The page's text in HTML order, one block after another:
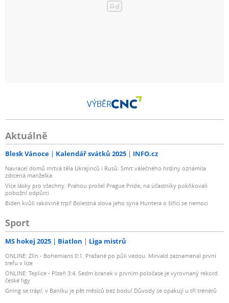
VÝBĚR
Aktuálně
Blesk Vánoce Kalendář svátků 2025 INFO.cz
Navracel domů mrtvá těla Ukrajinců i Rusů: Smrt válečného hrdiny oznámila
zdrcená manželka
Více lásky pro všechny. Prahou prošel Prague Pride, na účastníky pokřikovali
pobožní odpůrci
Biden kvůli rakovině trpí! Bolestná slova jeho syna Huntera o šířící se nemoci
Sport
MS hokej 2025 Biatlon Liga mistrů
ONLINE: Zlín - Bohemians 0:1. Pražané po půli vedou. Mirvald zaznamenal první
trefu v lize
ONLINE: Teplice - Plzeň 3:4. Sedm branek v prvním poločase je vyrovnaný rekord
české ligy
Gning se trápí: v Baníku je pět měsíců bez bodu! Důvody se opakují u tří trenérů